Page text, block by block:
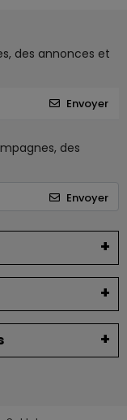
des annonces et
Envoyer
des
Envoyer